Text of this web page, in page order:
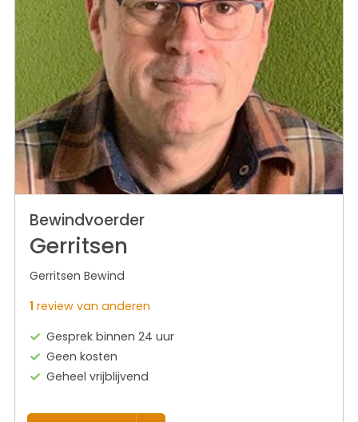
Bewindvoerder
Gerritsen
Gerritsen Bewind
1 review van anderen
Gesprek binnen 24 uur
Geen kosten
Geheel vrijblijvend